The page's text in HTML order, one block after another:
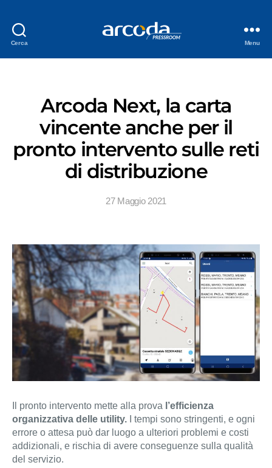
Cerca Menu
Arcoda Next, la carta
vincente anche per il
pronto intervento sulle reti
di distribuzione
27 Maggio 2021
Il pronto intervento mette alla prova l’efficienza
organizzativa delle utility. I tempi sono stringenti, e ogni
errore o attesa può dar luogo a ulteriori problemi e costi
addizionali, e rischia di avere conseguenze sulla qualità
del servizio.